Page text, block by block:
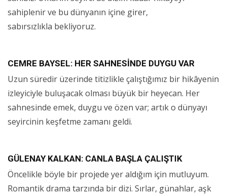
sahiplenir ve bu dünyanın içine girer,
sabırsızlıkla bekliyoruz.
CEMRE BAYSEL: HER SAHNESİNDE DUYGU VAR
Uzun süredir üzerinde titizlikle çalıştığımız bir hikâyenin
izleyiciyle buluşacak olması büyük bir heyecan. Her
sahnesinde emek, duygu ve özen var; artık o dünyayı
seyircinin keşfetme zamanı geldi.
GÜLENAY KALKAN: CANLA BAŞLA ÇALIŞTIK
Öncelikle böyle bir projede yer aldığım için mutluyum.
Romantik drama tarzında bir dizi. Sırlar, günahlar, aşk